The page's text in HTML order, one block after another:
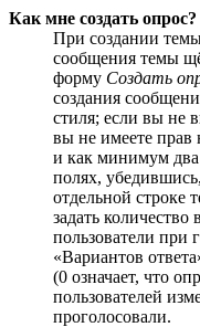
Как мне создать опрос?
При создании
сообщения темы
форму Создать
создания
стиля; если вы не
вы не имеете прав
и как минимум два
полях,
отдельной строке
задать
пользователи
«Вариантов
(0 означает, что
пользователей
проголосовали.